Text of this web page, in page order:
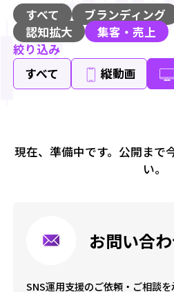
すべて ブランディング
認知拡大
集客・売上
絞り込み
すべて
縦動画
現在、準備中です。公開まで
い。
お問い合
SNS運用支援のご依頼・ご相談を